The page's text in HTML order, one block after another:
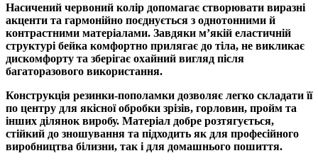
Насичений червоний колір допомагає створювати виразні
акценти та гармонійно поєднується з однотонними й
контрастними матеріалами. Завдяки м’якій еластичній
структурі бейка комфортно прилягає до тіла, не викликає
дискомфорту та зберігає охайний вигляд після
багаторазового використання.
Конструкція резинки-пополамки дозволяє легко складати її
по центру для якісної обробки зрізів, горловин, пройм та
інших ділянок виробу. Матеріал добре розтягується,
стійкий до зношування та підходить як для професійного
виробництва білизни, так і для домашнього пошиття.